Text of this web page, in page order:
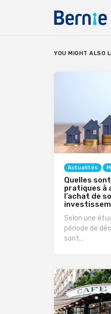
YOU MIGHT ALSO
Actualités
Quelles
pratiques à
l’achat de
Selon une
période de
sont…